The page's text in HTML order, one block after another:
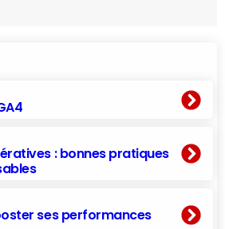
: bonnes pratiques
ses performances